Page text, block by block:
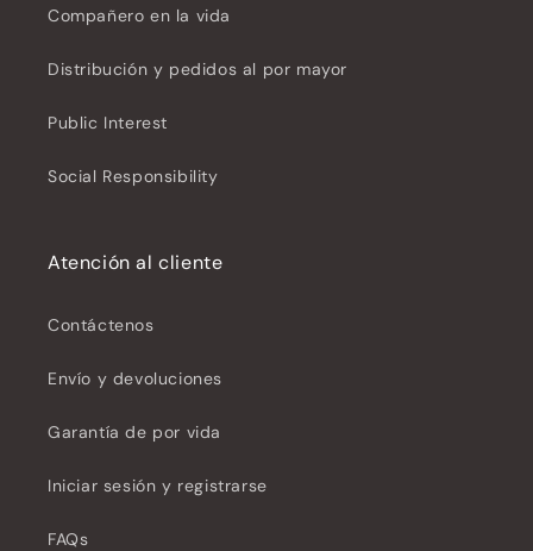
Compañero en la vida
Distribución y pedidos al por mayor
Public Interest
Social Responsibility
Atención al cliente
Contáctenos
Envío y devoluciones
Garantía de por vida
Iniciar sesión y registrarse
FAQs